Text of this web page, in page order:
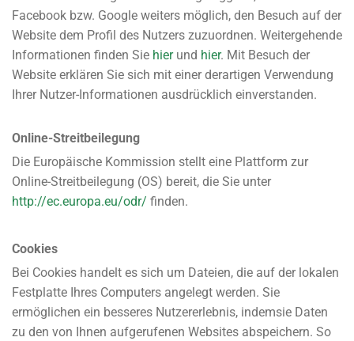
Facebook bzw. Google weiters möglich, den Besuch auf der
Website dem Profil des Nutzers zuzuordnen. Weitergehende
Informationen finden Sie hierund hier. Mit Besuch der
Website erklären Sie sich mit einer derartigen Verwendung
Ihrer Nutzer-Informationen ausdrücklich einverstanden.
Online-Streitbeilegung
Die Europäische Kommission stellt eine Plattform zur
Online-Streitbeilegung (OS) bereit, die Sie unter
http://ec.europa.eu/odr/ finden.
Cookies
Bei Cookies handelt es sich um Dateien, die auf der lokalen
Festplatte Ihres Computers angelegt werden. Sie
ermöglichen ein besseres Nutzererlebnis, indemsie Daten
zu den von Ihnen aufgerufenen Websites abspeichern. So